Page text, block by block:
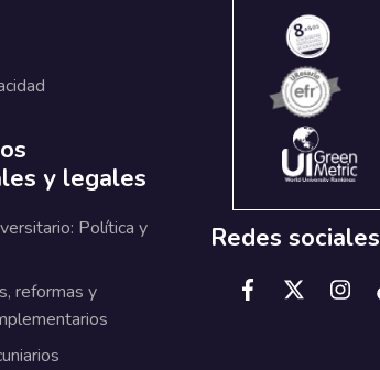
y legales
Política y
reformas y
Redes sociales